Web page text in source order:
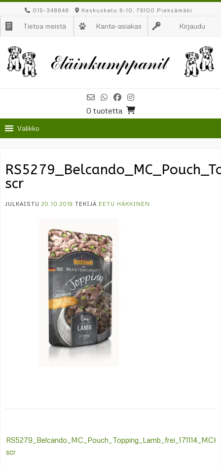
to
content
015-348848 Keskuskatu 6-10, 76100 Pieksämäki
Tietoa meistä Kanta-asiakas Kirjaudu
0 tuotetta
Valikko
scr
JULKAISTU 20.10.2019 TEKIJÄ EETU HÄKKINEN
navigation
RS5279_Belcando_MC_Pouch_Topping_Lamb_frei_171114_MCK-
scr